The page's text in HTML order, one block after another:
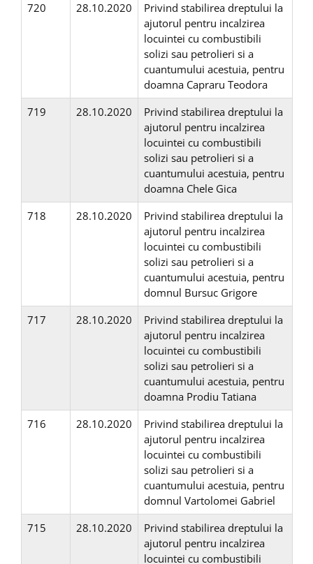
720
28.10.2020
Privind stabilirea dreptului la
ajutorul pentru incalzirea
locuintei cu combustibili
solizi sau petrolieri si a
cuantumului acestuia, pentru
doamna Capraru Teodora
719
28.10.2020
Privind stabilirea dreptului la
ajutorul pentru incalzirea
locuintei cu combustibili
solizi sau petrolieri si a
cuantumului acestuia, pentru
doamna Chele Gica
718
28.10.2020
Privind stabilirea dreptului la
ajutorul pentru incalzirea
locuintei cu combustibili
solizi sau petrolieri si a
cuantumului acestuia, pentru
domnul Bursuc Grigore
717
28.10.2020
Privind stabilirea dreptului la
ajutorul pentru incalzirea
locuintei cu combustibili
solizi sau petrolieri si a
cuantumului acestuia, pentru
doamna Prodiu Tatiana
716
28.10.2020
Privind stabilirea dreptului la
ajutorul pentru incalzirea
locuintei cu combustibili
solizi sau petrolieri si a
cuantumului acestuia, pentru
domnul Vartolomei Gabriel
715
28.10.2020
Privind stabilirea dreptului la
ajutorul pentru incalzirea
locuintei cu combustibili